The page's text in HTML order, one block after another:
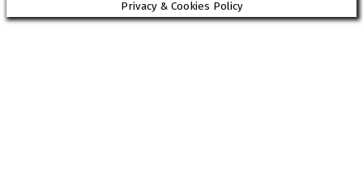
Privacy & Cookies Policy